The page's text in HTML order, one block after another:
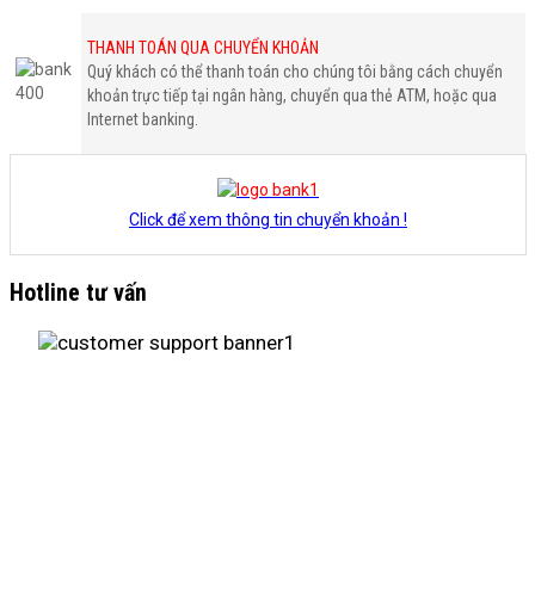
THANH TOÁN QUA CHUYỂN KHOẢN
Quý khách có thể thanh toán cho chúng tôi bằng cách chuyển
khoản trực tiếp tại ngân hàng, chuyển qua thẻ ATM, hoặc qua
Internet banking.
Click để xem thông tin chuyển khoản !
Hotline tư vấn